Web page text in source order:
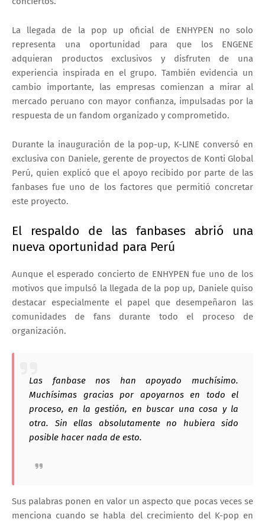
La llegada de la pop up oficial de ENHYPEN no solo
representa una oportunidad para que los ENGENE
adquieran productos exclusivos y disfruten de una
experiencia inspirada en el grupo. También evidencia un
cambio importante, las empresas comienzan a mirar al
mercado peruano con mayor confianza, impulsadas por la
respuesta de un fandom organizado y comprometido.
Durante la inauguración de la pop-up, K-LINE conversó en
exclusiva con Daniele, gerente de proyectos de Konti Global
Perú, quien explicó que el apoyo recibido por parte de las
fanbases fue uno de los factores que permitió concretar
este proyecto.
El respaldo de las fanbases abrió una
nueva oportunidad para Perú
Aunque el esperado concierto de ENHYPEN fue uno de los
motivos que impulsó la llegada de la pop up, Daniele quiso
destacar especialmente el papel que desempeñaron las
comunidades de fans durante todo el proceso de
organización.
Las fanbase nos han apoyado muchísimo.
Muchísimas gracias por apoyarnos en todo el
proceso, en la gestión, en buscar una cosa y la
otra. Sin ellas absolutamente no hubiera sido
posible hacer nada de esto.
Sus palabras ponen en valor un aspecto que pocas veces se
menciona cuando se habla del crecimiento del K-pop en